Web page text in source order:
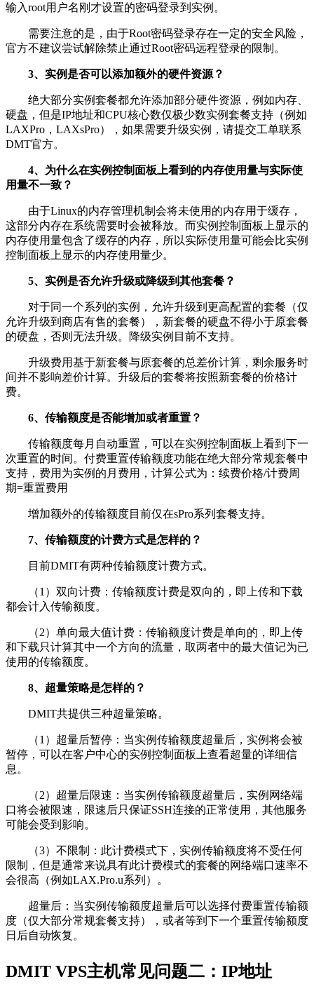
输入root用户名刚才设置的密码登录到实例。
需要注意的是，由于Root密码登录存在一定的安全风险，
官方不建议尝试解除禁止通过Root密码远程登录的限制。
3、实例是否可以添加额外的硬件资源？
绝大部分实例套餐都允许添加部分硬件资源，例如内存、
硬盘，但是IP地址和CPU核心数仅极少数实例套餐支持（例如
LAXPro，LAXsPro），如果需要升级实例，请提交工单联系
DMT官方。
4、为什么在实例控制面板上看到的内存使用量与实际使
用量不一致？
由于Linux的内存管理机制会将未使用的内存用于缓存，
这部分内存在系统需要时会被释放。而实例控制面板上显示的
内存使用量包含了缓存的内存，所以实际使用量可能会比实例
控制面板上显示的内存使用量少。
5、实例是否允许升级或降级到其他套餐？
对于同一个系列的实例，允许升级到更高配置的套餐（仅
允许升级到商店有售的套餐），新套餐的硬盘不得小于原套餐
的硬盘，否则无法升级。降级实例目前不支持。
升级费用基于新套餐与原套餐的总差价计算，剩余服务时
间并不影响差价计算。升级后的套餐将按照新套餐的价格计
费。
6、传输额度是否能增加或者重置？
传输额度每月自动重置，可以在实例控制面板上看到下一
次重置的时间。付费重置传输额度功能在绝大部分常规套餐中
支持，费用为实例的月费用，计算公式为：续费价格/计费周
期=重置费用
增加额外的传输额度目前仅在sPro系列套餐支持。
7、传输额度的计费方式是怎样的？
目前DMIT有两种传输额度计费方式。
（1）双向计费：传输额度计费是双向的，即上传和下载
都会计入传输额度。
（2）单向最大值计费：传输额度计费是单向的，即上传
和下载只计算其中一个方向的流量，取两者中的最大值记为已
使用的传输额度。
8、超量策略是怎样的？
DMIT共提供三种超量策略。
（1）超量后暂停：当实例传输额度超量后，实例将会被
暂停，可以在客户中心的实例控制面板上查看超量的详细信
息。
（2）超量后限速：当实例传输额度超量后，实例网络端
口将会被限速，限速后只保证SSH连接的正常使用，其他服务
可能会受到影响。
（3）不限制：此计费模式下，实例传输额度将不受任何
限制，但是通常来说具有此计费模式的套餐的网络端口速率不
会很高（例如LAX.Pro.u系列）。
超量后：当实例传输额度超量后可以选择付费重置传输额
度（仅大部分常规套餐支持），或者等到下一个重置传输额度
日后自动恢复。
DMIT VPS主机常见问题二：IP地址